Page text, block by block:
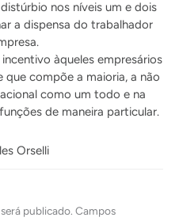
nos níveis um e dois
a dispensa do trabalhador
àqueles empresários
que compõe a maioria, a não
como um todo e na
de maneira particular.
Orselli
publicado. Campos